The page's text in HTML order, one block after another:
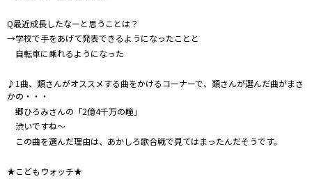
Q最近成長したなーと思うことは？
→学校で手をあげて発表できるようになったことと
自転車に乗れるようになった
♪1曲、類さんがオススメする曲をかけるコーナーで、類さんが選んだ曲がまさ
かの・・・
郷ひろみさんの「2億4千万の瞳」
渋いですね～
この曲を選んだ理由は、あかしろ歌合戦で見てはまったんだそうです。
★こどもウォッチ★